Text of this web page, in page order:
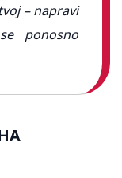
– napravi
ponosno